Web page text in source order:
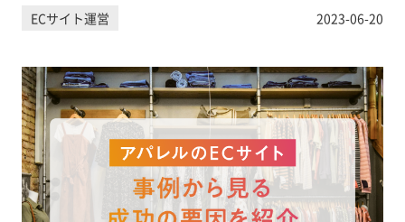
ECサイト運営 2023-06-20